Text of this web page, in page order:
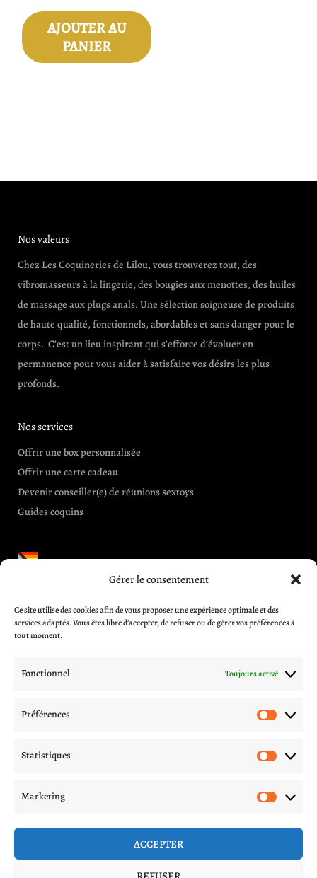
Gérer le consentement
Ce site utilise des cookies afin de vous proposer une expérience optimale et des
services adaptés. Vous êtes libre d’accepter, de refuser ou de gérer vos préférences à
tout moment.
Fonctionnel Toujours activé
Préférences
Statistiques
Marketing
ACCEPTER
AJOUTER AU
PANIER
Nos valeurs
Chez Les Coquineries de Lilou, vous trouverez tout, des
vibromasseurs à la lingerie, des bougies aux menottes, des huiles
de massage aux plugs anals. Une sélection soigneuse de produits
de haute qualité, fonctionnels, abordables et sans danger pour le
corps. C’est un lieu inspirant qui s’efforce d’évoluer en
permanence pour vous aider à satisfaire vos désirs les plus
profonds.
Nos services
Offrir une box personnalisée
Offrir une carte cadeau
Devenir conseiller(e) de réunions sextoys
Guides coquins
Informations et aides
CGV
Blog
Contactez-nous
Politique de livraison
Procédures d’échange et remboursement